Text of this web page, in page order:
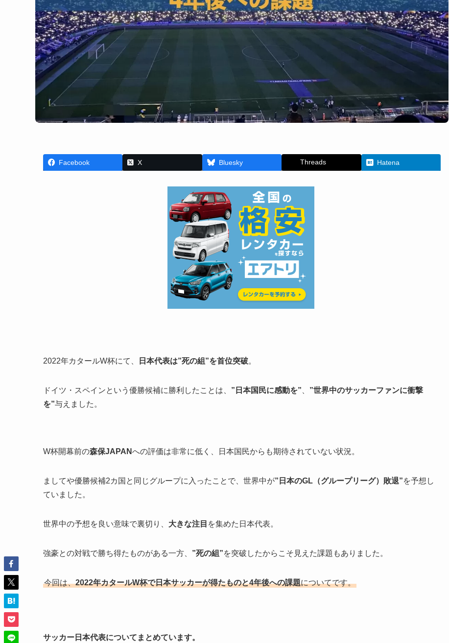
Facebook X Bluesky Threads Hatena
2022年カタールW杯にて、 日本代表は”死の組”を首位突破。
ドイツ・スペインという優勝候補に勝利したことは、 ”日本国民に感動を”
”世界中のサッカーファンに衝撃
を”与えました。
W杯開幕前の森保JAPANへの評価は非常に低く、日本国民からも期待されていない状況。
ましてや優勝候補2カ国と同じグループに入ったことで、世界中が”日本のGL（グループリーグ）敗退”を予想し
ていました。
世界中の予想を良い意味で裏切り、 大きな注目 を集めた日本代表。
強豪との対戦で勝ち得たものがある一方、 ”死の組”を突破したからこそ見えた課題もありました。
今回は、2022年カタールW杯で日本サッカーが得たものと4年後への課題についてです。
サッカー日本代表についてまとめています。